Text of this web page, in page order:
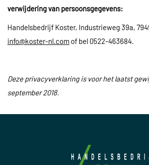
verwijdering van persoonsgegevens:
Handelsbedrijf Koster, Industrieweg 39a,
info@koster-nl.com of bel 0522-463684.
Deze privacyverklaring is voor het laatst
september 2018.